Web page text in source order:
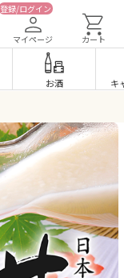
登録/ログイン
マイページ カート
お酒 キ